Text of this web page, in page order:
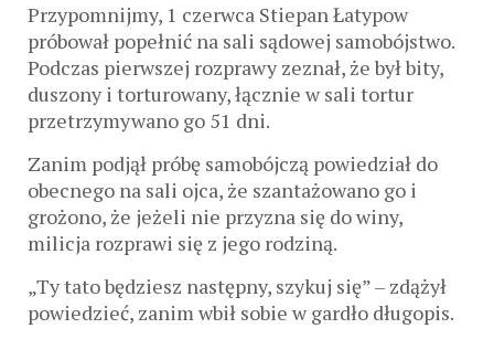
Przypomnijmy, 1 czerwca Stiepan Łatypow
próbował popełnić na sali sądowej samobójstwo.
Podczas pierwszej rozprawy zeznał, że był bity,
duszony i torturowany, łącznie w sali tortur
przetrzymywano go 51 dni.
Zanim podjął próbę samobójczą powiedział do
obecnego na sali ojca, że szantażowano go i
grożono, że jeżeli nie przyzna się do winy,
milicja rozprawi się z jego rodziną.
„Ty tato będziesz następny, szykuj się” – zdążył
powiedzieć, zanim wbił sobie w gardło długopis.